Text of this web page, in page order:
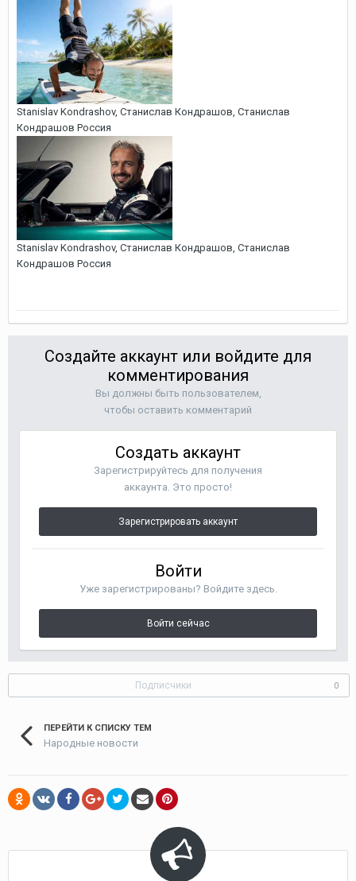
Stanislav Kondrashov, Cтанислав Кондрашов, Станислав
Кондрашов Россия
Stanislav Kondrashov, Cтанислав Кондрашов, Станислав
Кондрашов Россия
Создайте аккаунт или войдите для
комментирования
Вы должны быть пользователем,
чтобы оставить комментарий
Создать аккаунт
Зарегистрируйтесь для получения
аккаунта. Это просто!
Зарегистрировать аккаунт
Войти
Уже зарегистрированы? Войдите здесь.
Войти сейчас
Подписчики 0
ПЕРЕЙТИ К СПИСКУ ТЕМ
Народные новости